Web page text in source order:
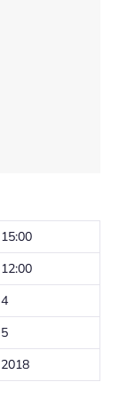
15:00
12:00
4
5
2018